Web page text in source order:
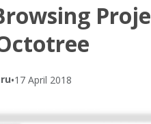
•17 April 2018